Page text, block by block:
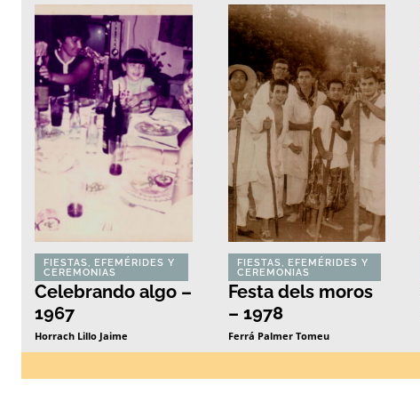
FIESTAS, EFEMÉRIDES Y
CEREMONIAS
Celebrando algo –
1967
Horrach Lillo Jaime
FIESTAS, EFEMÉRIDES Y
CEREMONIAS
Festa dels moros
– 1978
Ferrá Palmer Tomeu